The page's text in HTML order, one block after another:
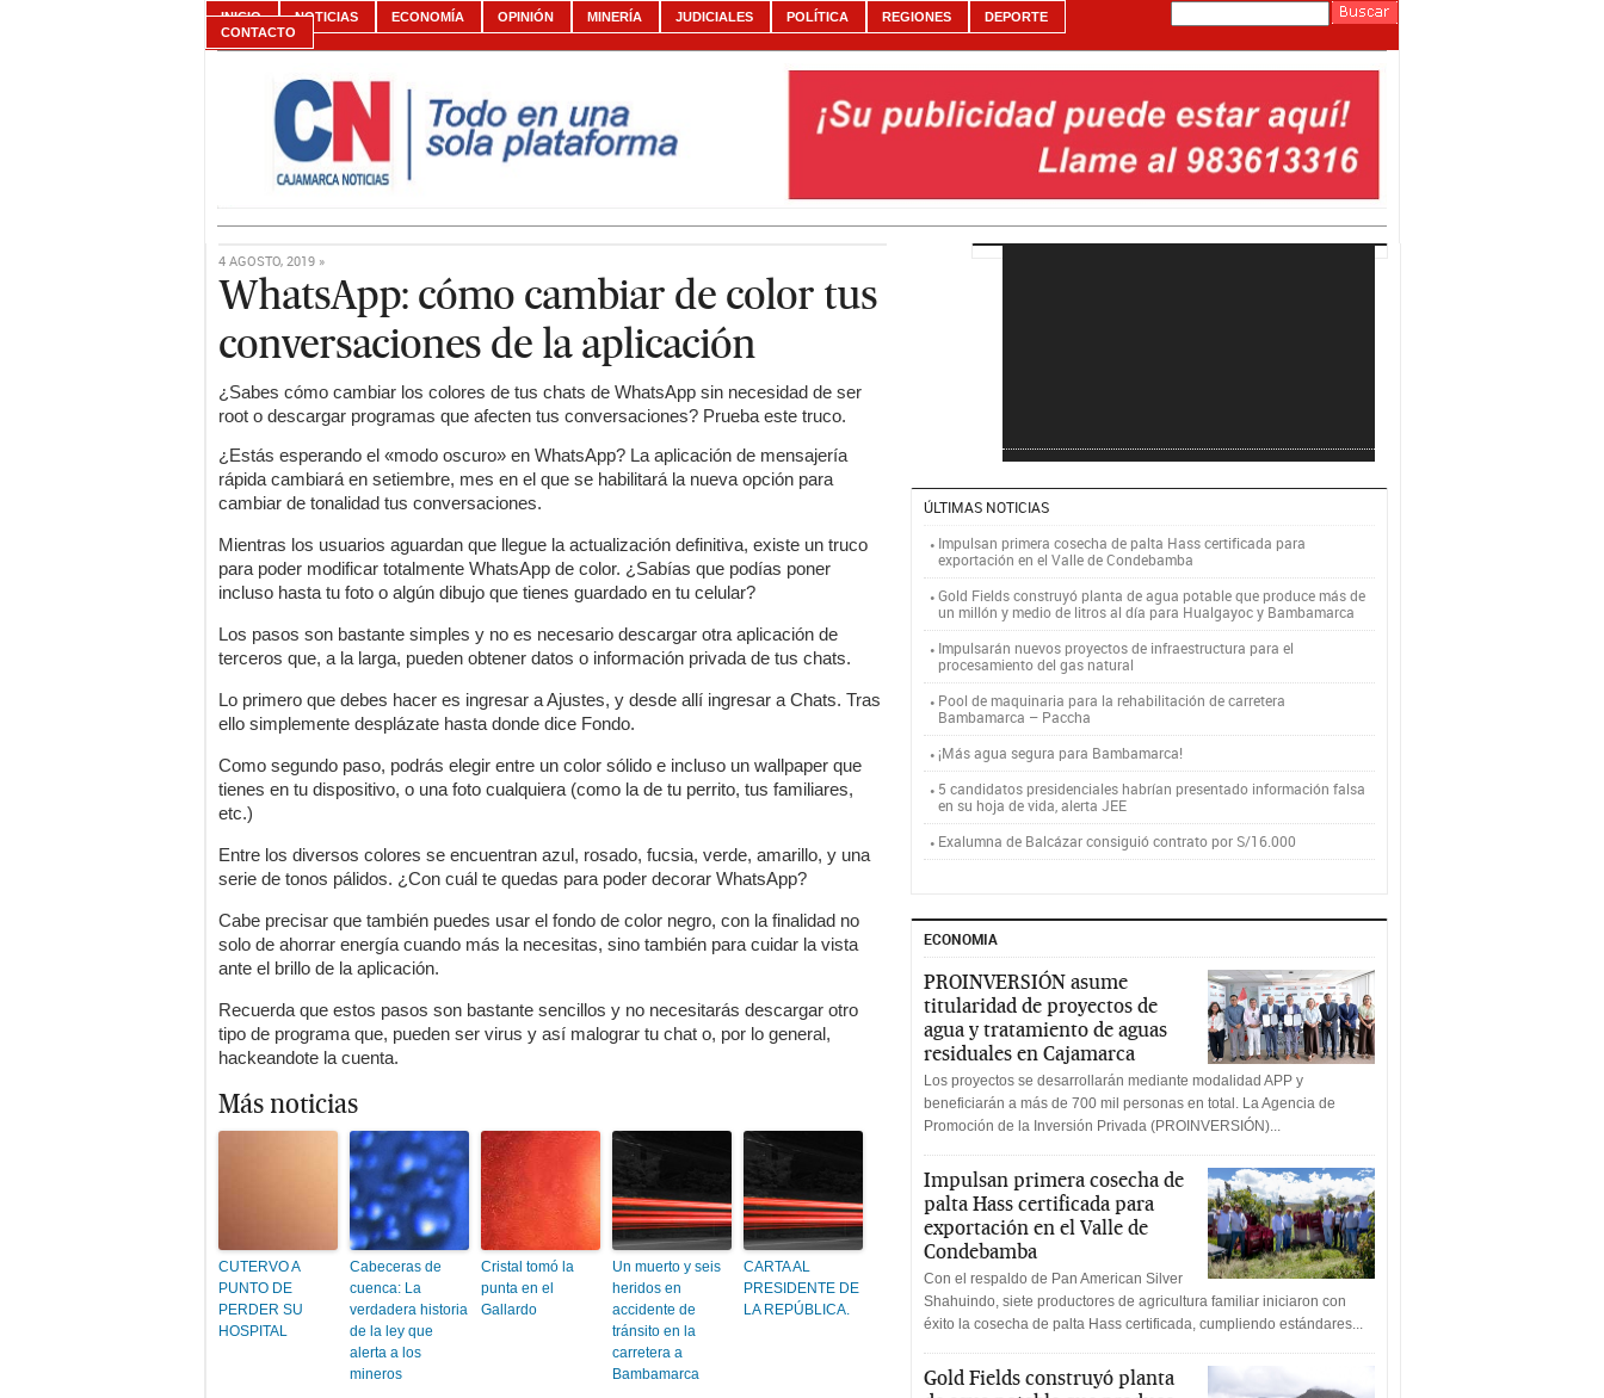
INICIO NOTICIAS ECONOMÍA OPINIÓN MINERÍA JUDICIALES POLÍTICA REGIONES
DEPORTE
CONTACTO
4 AGOSTO, 2019 »
WhatsApp: cómo cambiar de color tus
conversaciones de la aplicación
¿Sabes cómo cambiar los colores de tus chats de WhatsApp sin necesidad de ser
root o descargar programas que afecten tus conversaciones? Prueba este truco.
¿Estás esperando el «modo oscuro» en WhatsApp? La aplicación de mensajería
rápida cambiará en setiembre, mes en el que se habilitará la nueva opción para
cambiar de tonalidad tus conversaciones.
Mientras los usuarios aguardan que llegue la actualización definitiva, existe un truco
para poder modificar totalmente WhatsApp de color. ¿Sabías que podías poner
incluso hasta tu foto o algún dibujo que tienes guardado en tu celular?
Los pasos son bastante simples y no es necesario descargar otra aplicación de
terceros que, a la larga, pueden obtener datos o información privada de tus chats.
Lo primero que debes hacer es ingresar a Ajustes, y desde allí ingresar a Chats. Tras
ello simplemente desplázate hasta donde dice Fondo.
Como segundo paso, podrás elegir entre un color sólido e incluso un wallpaper que
tienes en tu dispositivo, o una foto cualquiera (como la de tu perrito, tus familiares,
etc.)
Entre los diversos colores se encuentran azul, rosado, fucsia, verde, amarillo, y una
serie de tonos pálidos. ¿Con cuál te quedas para poder decorar WhatsApp?
Cabe precisar que también puedes usar el fondo de color negro, con la finalidad no
solo de ahorrar energía cuando más la necesitas, sino también para cuidar la vista
ante el brillo de la aplicación.
Recuerda que estos pasos son bastante sencillos y no necesitarás descargar otro
tipo de programa que, pueden ser virus y así malograr tu chat o, por lo general,
hackeandote la cuenta.
Más noticias
CUTERVO A
PUNTO DE
PERDER SU
HOSPITAL
Cabeceras de
cuenca: La
verdadera historia
de la ley que
alerta a los
mineros
Cristal tomó la
punta en el
Gallardo
Un muerto y seis
heridos en
accidente de
tránsito en la
carretera a
Bambamarca
CARTA AL
PRESIDENTE DE
LA REPÚBLICA.
ÚLTIMAS NOTICIAS
Impulsan primera cosecha de palta Hass certificada para
exportación en el Valle de Condebamba
Gold Fields construyó planta de agua potable que produce más de
un millón y medio de litros al día para Hualgayoc y Bambamarca
Impulsarán nuevos proyectos de infraestructura para el
procesamiento del gas natural
Pool de maquinaria para la rehabilitación de carretera
Bambamarca – Paccha
¡Más agua segura para Bambamarca!
5 candidatos presidenciales habrían presentado información falsa
en su hoja de vida, alerta JEE
Exalumna de Balcázar consiguió contrato por S/16.000
ECONOMIA
PROINVERSIÓN asume
titularidad de proyectos de
agua y tratamiento de aguas
residuales en Cajamarca
Los proyectos se desarrollarán mediante modalidad APP y
beneficiarán a más de 700 mil personas en total. La Agencia de
Promoción de la Inversión Privada (PROINVERSIÓN)...
Impulsan primera cosecha de
palta Hass certificada para
exportación en el Valle de
Condebamba
Con el respaldo de Pan American Silver
Shahuindo, siete productores de agricultura familiar iniciaron con
éxito la cosecha de palta Hass certificada, cumpliendo estándares...
Gold Fields construyó planta